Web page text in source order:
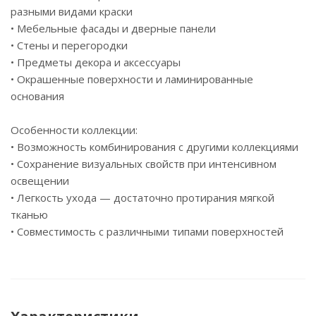
разными видами краски
• Мебельные фасады и дверные панели
• Стены и перегородки
• Предметы декора и аксессуары
• Окрашенные поверхности и ламинированные
основания
Особенности коллекции:
• Возможность комбинирования с другими коллекциями
• Сохранение визуальных свойств при интенсивном
освещении
• Легкость ухода — достаточно протирания мягкой
тканью
• Совместимость с различными типами поверхностей